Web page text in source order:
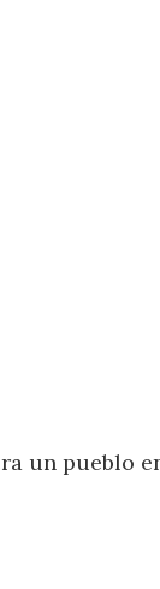
un pueblo